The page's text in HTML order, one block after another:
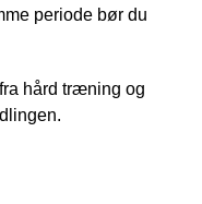
periode bør du
hård træning og